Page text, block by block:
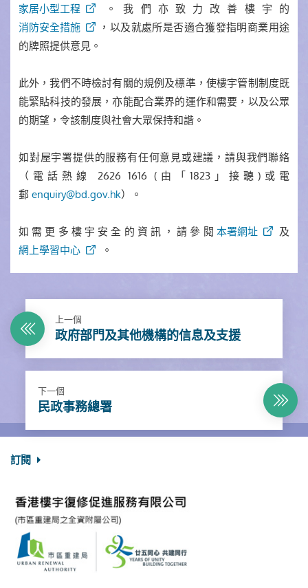
家居小型工程
。我們亦致力改善樓宇的
消防安全措施
，以及就處所是否適合獲發指明商業用途
的牌照提供意見。
此外，我們不時檢討有關的規例及標準，使樓宇管制制度既
能緊貼科技的發展，亦能配合業界的運作和需要，以及公眾
的期望，令該制度與社會大眾保持和諧。
如對屋宇署提供的服務有任何意見或建議，請與我們聯絡
（電話熱線 2626 1616 (由「1823」接聽)或電
郵enquiry@bd.gov.hk）。
如需更多樓宇安全的資訊，請參閱 本署網址
及
網上學習中心
。
上一個
政府部門及其他機構的信息及支援
下一個
民政事務總署
訂閱